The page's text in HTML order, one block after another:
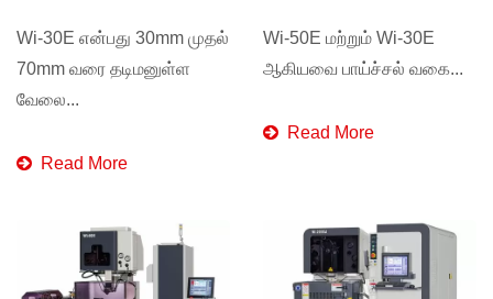
Wi-30E என்பது 30mm முதல்
70mm வரை தடிமனுள்ள
வேலை...
Read More
Wi-50E மற்றும் Wi-30E
ஆகியவை பாய்ச்சல் வகை...
Read More